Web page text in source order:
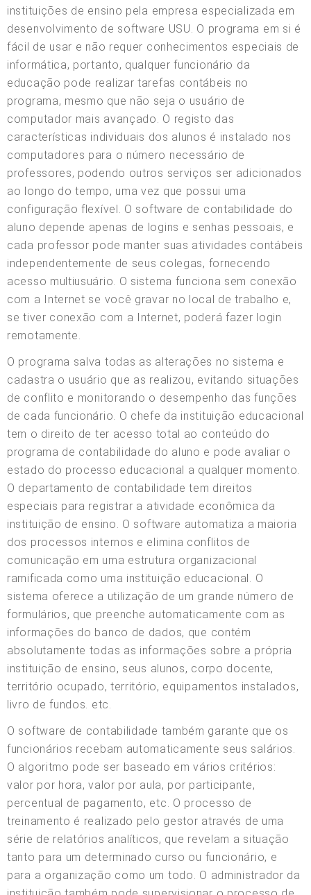
instituições de ensino pela empresa especializada em
desenvolvimento de software USU. O programa em si é
fácil de usar e não requer conhecimentos especiais de
informática, portanto, qualquer funcionário da
educação pode realizar tarefas contábeis no
programa, mesmo que não seja o usuário de
computador mais avançado. O registo das
características individuais dos alunos é instalado nos
computadores para o número necessário de
professores, podendo outros serviços ser adicionados
ao longo do tempo, uma vez que possui uma
configuração flexível. O software de contabilidade do
aluno depende apenas de logins e senhas pessoais, e
cada professor pode manter suas atividades contábeis
independentemente de seus colegas, fornecendo
acesso multiusuário. O sistema funciona sem conexão
com a Internet se você gravar no local de trabalho e,
se tiver conexão com a Internet, poderá fazer login
remotamente.
O programa salva todas as alterações no sistema e
cadastra o usuário que as realizou, evitando situações
de conflito e monitorando o desempenho das funções
de cada funcionário. O chefe da instituição educacional
tem o direito de ter acesso total ao conteúdo do
programa de contabilidade do aluno e pode avaliar o
estado do processo educacional a qualquer momento.
O departamento de contabilidade tem direitos
especiais para registrar a atividade econômica da
instituição de ensino. O software automatiza a maioria
dos processos internos e elimina conflitos de
comunicação em uma estrutura organizacional
ramificada como uma instituição educacional. O
sistema oferece a utilização de um grande número de
formulários, que preenche automaticamente com as
informações do banco de dados, que contém
absolutamente todas as informações sobre a própria
instituição de ensino, seus alunos, corpo docente,
território ocupado, território, equipamentos instalados,
livro de fundos. etc.
O software de contabilidade também garante que os
funcionários recebam automaticamente seus salários.
O algoritmo pode ser baseado em vários critérios:
valor por hora, valor por aula, por participante,
percentual de pagamento, etc. O processo de
treinamento é realizado pelo gestor através de uma
série de relatórios analíticos, que revelam a situação
tanto para um determinado curso ou funcionário, e
para a organização como um todo. O administrador da